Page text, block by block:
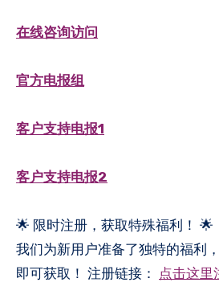
在线咨询访问
官方电报组
客户支持电报1
客户支持电报2
🌟 限时注册，获取特殊福利！ 🌟
我们为新用户准备了独特的福利
即可获取！ 注册链接： 点击这里